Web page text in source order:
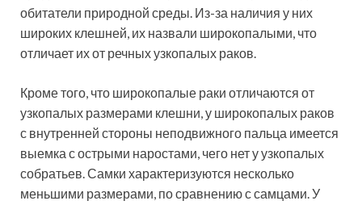
обитатели природной среды. Из-за наличия у них
широких клешней, их назвали широкопалыми, что
отличает их от речных узкопалых раков.
Кроме того, что широкопалые раки отличаются от
узкопалых размерами клешни, у широкопалых раков
с внутренней стороны неподвижного пальца имеется
выемка с острыми наростами, чего нет у узкопалых
собратьев. Самки характеризуются несколько
меньшими размерами, по сравнению с самцами. У